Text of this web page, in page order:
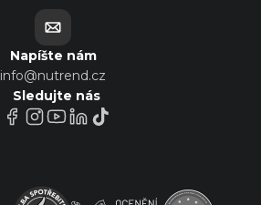
Napíšte nám
info@nutrend.cz
Sledujte nás